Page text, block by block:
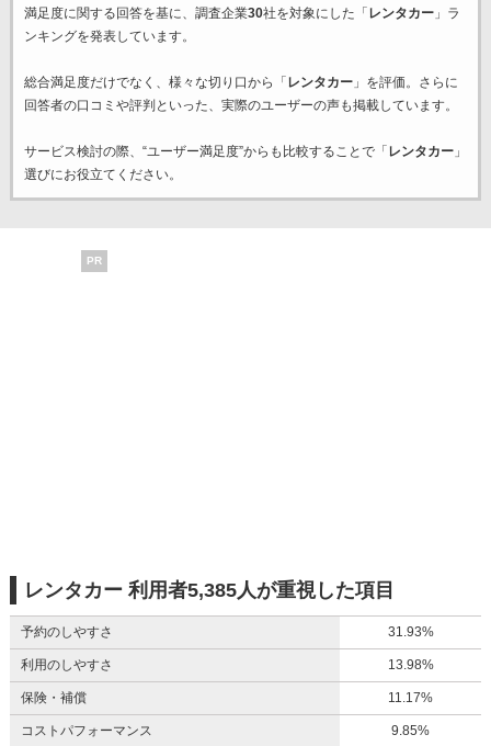
満足度に関する回答を基に、調査企業30社を対象にした「 レンタカー」ラ
ンキングを発表しています。
総合満足度だけでなく、様々な切り口から「 レンタカー」を評価。さらに
回答者の口コミや評判といった、実際のユーザーの声も掲載しています。
サービス検討の際、“ユーザー満足度”からも比較することで「 レンタカー」
選びにお役立てください。
PR
レンタカー 利用者5,385人が重視した項目
予約のしやすさ 31.93%
利用のしやすさ 13.98%
保険・補償 11.17%
コストパフォーマンス 9.85%